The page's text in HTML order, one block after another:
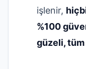
işlenir,
%100
güzeli,